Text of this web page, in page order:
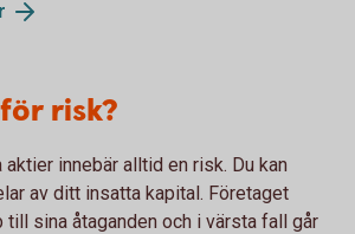
risk?
innebär alltid en risk. Du kan
av ditt insatta kapital. Företaget
till sina åtaganden och i värsta fall går